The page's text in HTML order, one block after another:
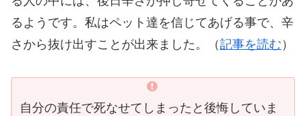
るようです。私はペット達を信じてあげる事で、辛
さから抜け出すことが出来ました。（記事を読む ）
自分の責任で死なせてしまったと後悔していま